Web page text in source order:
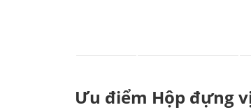
Ưu điểm Hộp đựng